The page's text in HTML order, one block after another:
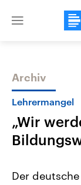
Close
Themen
Archiv
Lehrermangel
„Wir
Der